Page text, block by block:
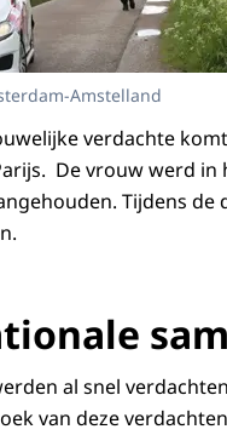
Amstelland
verdachte
De vrouw werd
Tijdens de
al snel
van deze